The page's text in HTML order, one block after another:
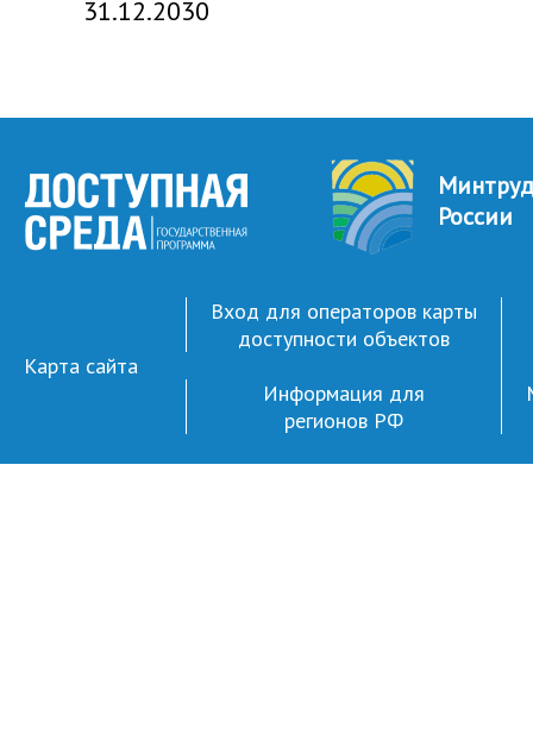
31.12.2030
Минтруд
России
Карта сайта
Вход для операторов карты
доступности объектов
Информация для
регионов РФ